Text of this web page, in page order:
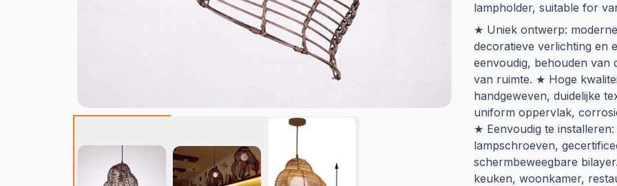
lampholder, suitable for
★ Uniek ontwerp:
decoratieve verlichting en
eenvoudig, behouden van
van ruimte. ★ Hoge
handgeweven, duidelijke
uniform oppervlak,
★ Eenvoudig te
lampschroeven,
schermbeweegbare
keuken, woonkamer,